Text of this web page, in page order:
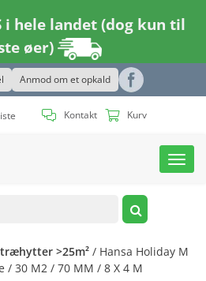
i hele landet (dog kun til
øer)
Anmod om et opkald
Kontakt Kurv
>25m² / Hansa Holiday M
30 M2 / 70 MM / 8 X 4 M